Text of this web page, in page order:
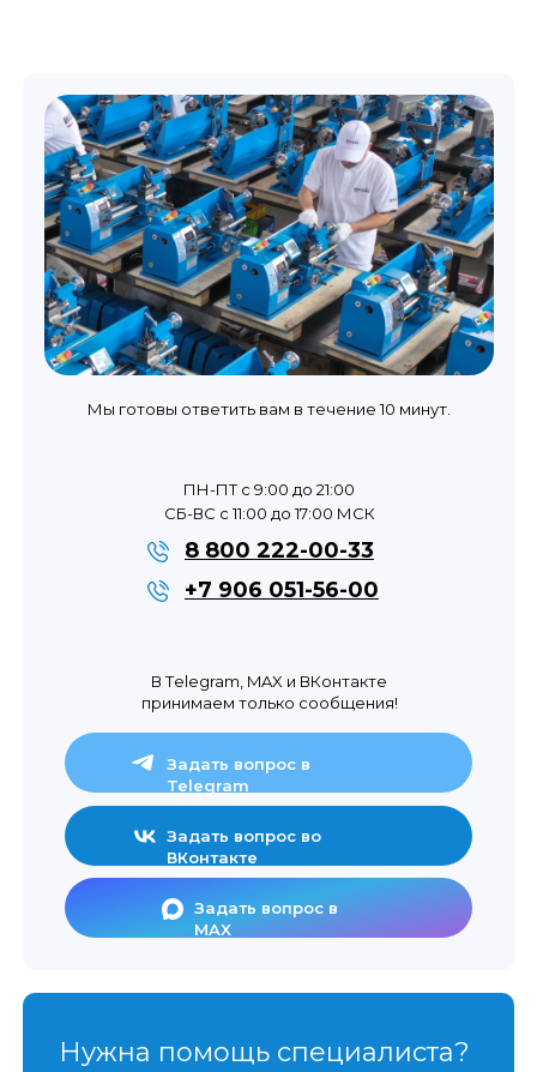
Нужна помощь специалиста?
Мы готовы ответить вам в течение 10 минут.
8 800 222-00-33
Задать вопрос во
ВКонтакте
+7 906 051-56-00
Задать вопрос в
Telegram
Задать вопрос в
MAX
В Тelegram, MAX и ВКонтакте
принимаем только сообщения!
ПН-ПТ с 9:00 до 21:00
СБ-ВС с 11:00 до 17:00 МСК